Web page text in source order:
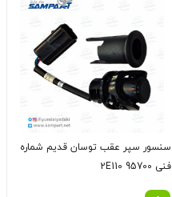
سنسور سپر عقب توسان قدیم شماره
فنی 95700 2E110